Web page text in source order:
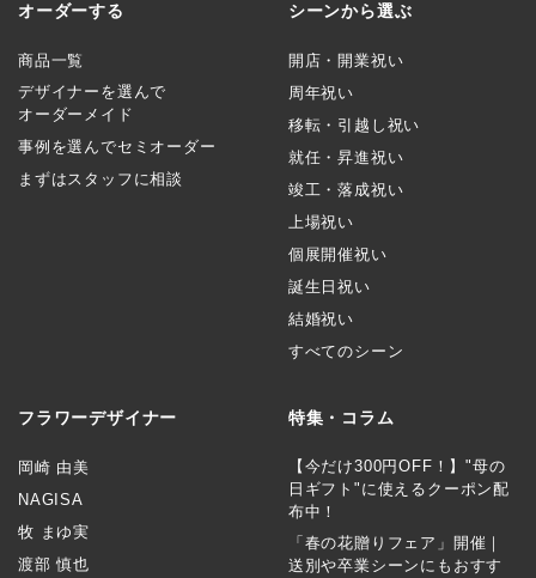
オーダーする
商品一覧
デザイナーを選んで
オーダーメイド
事例を選んでセミオーダー
まずはスタッフに相談
シーンから選ぶ
開店・開業祝い
周年祝い
移転・引越し祝い
就任・昇進祝い
竣工・落成祝い
上場祝い
個展開催祝い
誕生日祝い
結婚祝い
すべてのシーン
フラワーデザイナー
岡崎 由美
NAGISA
牧 まゆ実
渡部 慎也
特集・コラム
【今だけ300円OFF！】"母の
日ギフト"に使えるクーポン配
布中！
「春の花贈りフェア」開催｜
送別や卒業シーンにもおすす